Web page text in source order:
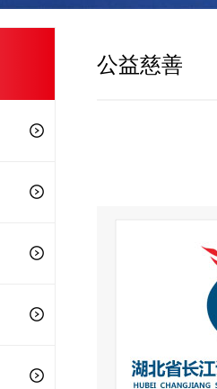
公益慈善